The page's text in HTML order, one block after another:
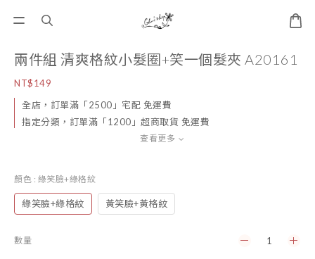
兩件組 清爽格紋小髮圈+笑一個髮夾 A20161
NT$149
全店，訂單滿「2500」宅配 免運費
指定分類，訂單滿「1200」超商取貨 免運費
查看更多
顏色 : 綠笑臉+綠格紋
綠笑臉+綠格紋 黃笑臉+黃格紋
數量